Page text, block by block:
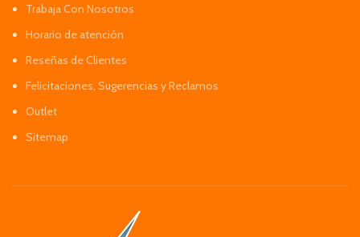
Trabaja Con Nosotros
Horario de atención
Reseñas de Clientes
Felicitaciones, Sugerencias y Reclamos
Outlet
Sitemap